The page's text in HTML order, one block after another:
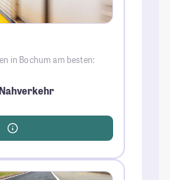
in Bochum am besten:
Nahverkehr